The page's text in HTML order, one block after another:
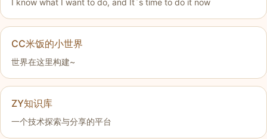
I know what I want to do, and It`s time to do it now
CC米饭的小世界
世界在这里构建~
ZY知识库
一个技术探索与分享的平台